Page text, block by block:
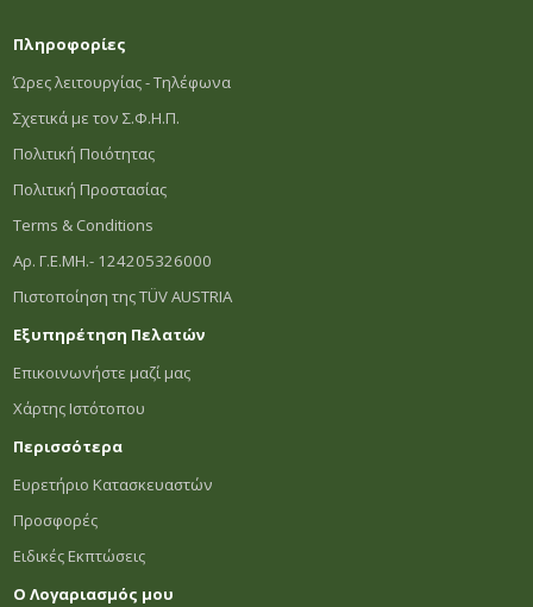
Πληροφορίες
Ώρες λειτουργίας - Τηλέφωνα
Σχετικά με τον Σ.Φ.Η.Π.
Πολιτική Ποιότητας
Πολιτική Προστασίας
Terms & Conditions
Αρ. Γ.Ε.ΜΗ.- 124205326000
Πιστοποίηση της TÜV AUSTRIA
Εξυπηρέτηση Πελατών
Επικοινωνήστε μαζί μας
Χάρτης Ιστότοπου
Περισσότερα
Ευρετήριο Κατασκευαστών
Προσφορές
Ειδικές Εκπτώσεις
Ο Λογαριασμός μου